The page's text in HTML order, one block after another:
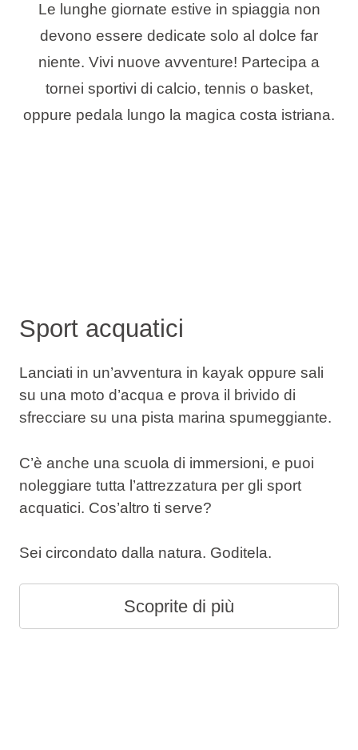
Le lunghe giornate estive in spiaggia non
devono essere dedicate solo al dolce far
niente. Vivi nuove avventure! Partecipa a
tornei sportivi di calcio, tennis o basket,
oppure pedala lungo la magica costa istriana.
Sport acquatici
Lanciati in un’avventura in kayak oppure sali
su una moto d’acqua e prova il brivido di
sfrecciare su una pista marina spumeggiante.
C’è anche una scuola di immersioni, e puoi
noleggiare tutta l’attrezzatura per gli sport
acquatici. Cos’altro ti serve?
Sei circondato dalla natura. Goditela.
Scoprite di più